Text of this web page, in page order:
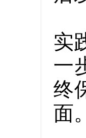
实
一
终
面。